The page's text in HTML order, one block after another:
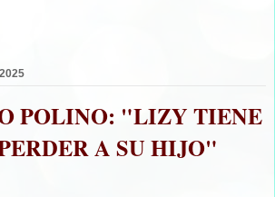
POLINO: "LIZY TIENE
A SU HIJO"